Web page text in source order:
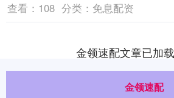
查看： 108 分类： 免息配资
金领速配文章已加
金领速配